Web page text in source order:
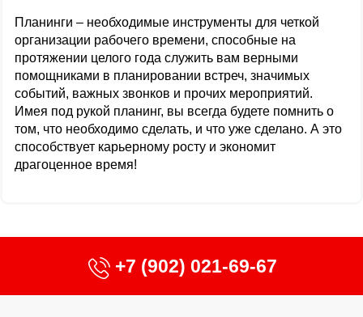
Планинги – необходимые инструменты для четкой
организации рабочего времени, способные на
протяжении целого года служить вам верными
помощниками в планировании встреч, значимых
событий, важных звонков и прочих мероприятий.
Имея под рукой планинг, вы всегда будете помнить о
том, что необходимо сделать, и что уже сделано. А это
способствует карьерному росту и экономит
драгоценное время!
+7 (902) 021-69-67